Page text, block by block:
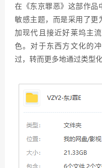
在《东京罪恶》这部作品
敏感主题，而是采用了更
加现代且接近好莱坞主
色。对于东西方文化的
过，转而更多地通过类型